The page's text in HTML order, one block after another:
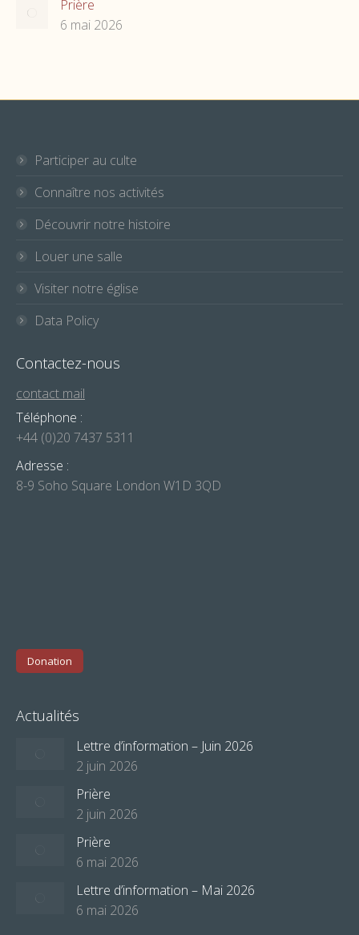
Prière
6 mai 2026
Participer au culte
Connaître nos activités
Découvrir notre histoire
Louer une salle
Visiter notre église
Data Policy
Contactez-nous
contact mail
Téléphone :
+44 (0)20 7437 5311
Adresse :
8-9 Soho Square London W1D 3QD
Donation
Actualités
Lettre d’information – Juin 2026
2 juin 2026
Prière
2 juin 2026
Prière
6 mai 2026
Lettre d’information – Mai 2026
6 mai 2026